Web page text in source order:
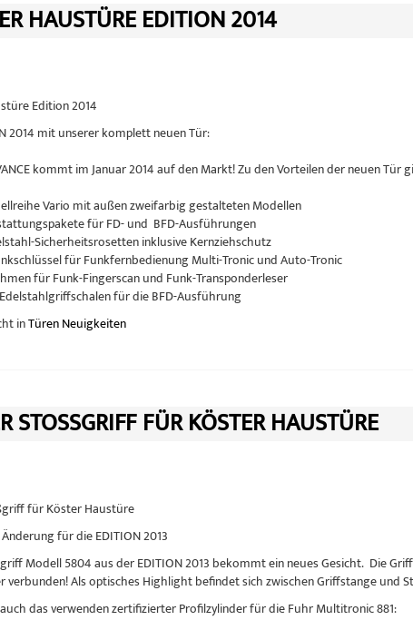
HAUSTÜRE EDITION 2014
Edition 2014
2014 mit unserer komplett neuen Tür:
kommt im Januar 2014 auf den Markt! Zu den Vorteilen der neuen
Vario mit außen zweifarbig gestalteten Modellen
für FD- und BFD-Ausführungen
Sicherheitsrosetten inklusive Kernziehschutz
für Funkfernbedienung Multi-Tronic und Auto-Tronic
für Funk-Fingerscan und Funk-Transponderleser
für die BFD-Ausführung
inTüren Neuigkeiten
STOSSGRIFF FÜR KÖSTER HAUSTÜRE
für Köster Haustüre
für die EDITION 2013
Modell 5804 aus der EDITION 2013 bekommt ein neues Gesicht. Die
verbunden! Als optisches Highlight befindet sich zwischen Griffstange und
das verwenden zertifizierter Profilzylinder für die Fuhr Multitronic 881: